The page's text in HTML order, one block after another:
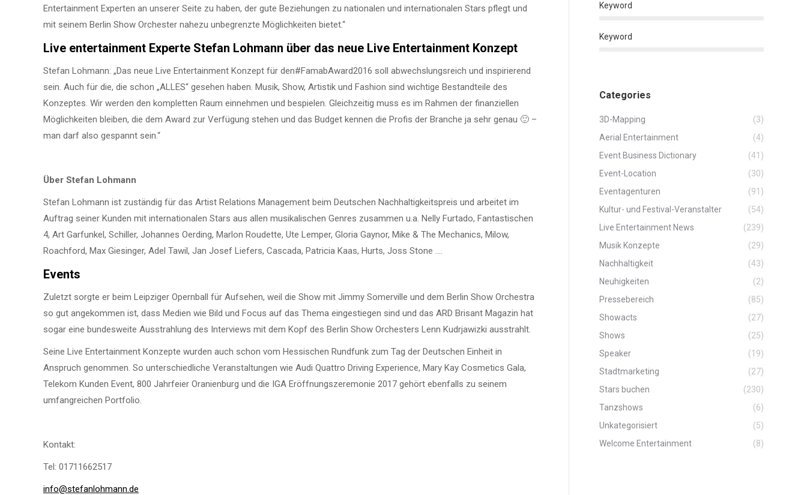
Entertainment Experten an unserer Seite zu haben, der gute Beziehungen zu nationalen und internationalen Stars pflegt und
mit seinem Berlin Show Orchester nahezu unbegrenzte Möglichkeiten bietet.“
Live entertainment Experte Stefan Lohmann über das neue Live Entertainment Konzept
Stefan Lohmann: „Das neue Live Entertainment Konzept für den#FamabAward2016 soll abwechslungsreich und inspirierend
sein. Auch für die, die schon „ALLES“ gesehen haben. Musik, Show, Artistik und Fashion sind wichtige Bestandteile des
Konzeptes. Wir werden den kompletten Raum einnehmen und bespielen. Gleichzeitig muss es im Rahmen der finanziellen
Möglichkeiten bleiben, die dem Award zur Verfügung stehen und das Budget kennen die Profis der Branche ja sehr genau 🙂 –
man darf also gespannt sein.“
Über Stefan Lohmann
Stefan Lohmann ist zuständig für das Artist Relations Management beim Deutschen Nachhaltigkeitspreis und arbeitet im
Auftrag seiner Kunden mit internationalen Stars aus allen musikalischen Genres zusammen u.a. Nelly Furtado, Fantastischen
4, Art Garfunkel, Schiller, Johannes Oerding, Marlon Roudette, Ute Lemper, Gloria Gaynor, Mike & The Mechanics, Milow,
Roachford, Max Giesinger, Adel Tawil, Jan Josef Liefers, Cascada, Patricia Kaas, Hurts, Joss Stone ….
Events
Zuletzt sorgte er beim Leipziger Opernball für Aufsehen, weil die Show mit Jimmy Somerville und dem Berlin Show Orchestra
so gut angekommen ist, dass Medien wie Bild und Focus auf das Thema eingestiegen sind und das ARD Brisant Magazin hat
sogar eine bundesweite Ausstrahlung des Interviews mit dem Kopf des Berlin Show Orchesters Lenn Kudrjawizki ausstrahlt.
Seine Live Entertainment Konzepte wurden auch schon vom Hessischen Rundfunk zum Tag der Deutschen Einheit in
Anspruch genommen. So unterschiedliche Veranstaltungen wie Audi Quattro Driving Experience, Mary Kay Cosmetics Gala,
Telekom Kunden Event, 800 Jahrfeier Oranienburg und die IGA Eröffnungszeremonie 2017 gehört ebenfalls zu seinem
umfangreichen Portfolio.
Kontakt:
Tel: 01711662517
info@stefanlohmann.de
Keyword
Keyword
Categories
3D-Mapping
(3)
Aerial Entertainment
(4)
Event Business Dictionary
(41)
Event-Location
(30)
Eventagenturen
(91)
Kultur- und Festival-Veranstalter
(54)
Live Entertainment News
(239)
Musik Konzepte
(29)
Nachhaltigkeit
(43)
Neuhigkeiten
(2)
Pressebereich
(85)
Showacts
(27)
Shows
(25)
Speaker
(19)
Stadtmarketing
(27)
Stars buchen
(230)
Tanzshows
(6)
Unkategorisiert
(5)
Welcome Entertainment
(8)